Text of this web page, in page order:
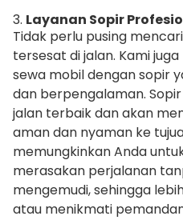
3. Layanan Sopir
Tidak perlu pusing
tersesat di jalan. Kami
sewa mobil dengan sopir
dan berpengalaman.
jalan terbaik dan akan
aman dan nyaman ke
memungkinkan Anda
merasakan perjalanan
mengemudi, sehingga
atau menikmati